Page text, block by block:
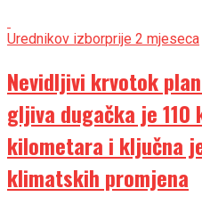
Urednikov izborprije 2 mjeseca
Nevidljivi krvotok
gljiva dugačka je 110
kilometara i ključna
klimatskih promjena